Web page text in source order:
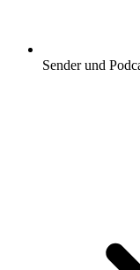
Sender und